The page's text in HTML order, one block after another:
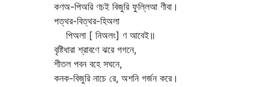
কণঅ-পিঅরি ণচই বিজুরি ফুল্লিআ ণীবা।
পত্থর-বিত্থর-হিঅলা
পিঅলা [ নিঅলং] ণ আবেই॥
বৃষ্টিধারা শ্রাবণে ঝরে গগনে,
শীতল পবন বহে সঘনে,
কনক-বিজুরি নাচে রে, অশনি গর্জন করে।